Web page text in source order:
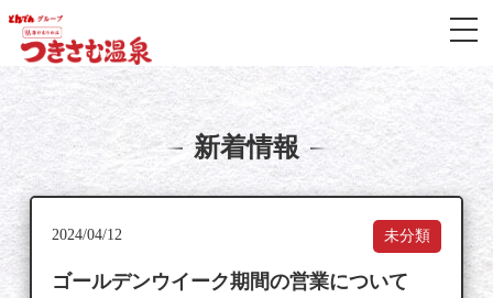
本文までスキップ
メ
新着情報
2024/04/12 未分類
ゴールデンウイーク期間の営業について